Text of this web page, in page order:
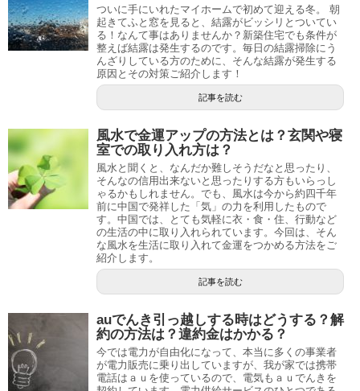
ついに手にいれたマイホームで初めて迎える冬。 朝
起きてふと窓を見ると、結露がビッシリとついてい
る！なんて事はありませんか？新築住宅でも条件が
整えば結露は発生するのです。毎日の結露掃除にう
んざりしている方のために、そんな結露が発生する
原因とその対策ご紹介します！
記事を読む
風水で金運アップの方法とは？玄関や寝
室での取り入れ方は？
風水と聞くと、なんだか難しそうだなと思ったり、
そんなの信用出来ないと思ったりする方もいらっし
ゃるかもしれません。でも、風水は今から約四千年
前に中国で発祥した「気」の力を利用したもので
す。中国では、とても気軽に衣・食・住、行動など
の生活の中に取り入れられています。今回は、そん
な風水を生活に取り入れて金運をつかめる方法をご
紹介します。
記事を読む
auでんき引っ越しする時はどうする？解
約の方法は？違約金はかかる？
今では電力が自由化になって、本当に多くの事業者
が電力販売に乗り出していますが、我が家では携帯
電話はａｕを使っているので、電気もａｕでんきを